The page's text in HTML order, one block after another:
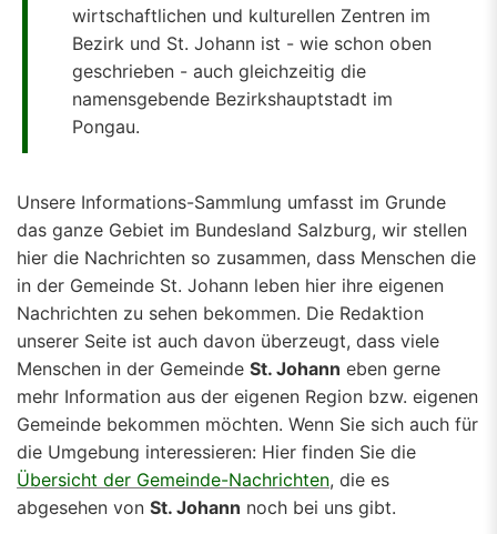
wirtschaftlichen und kulturellen Zentren im
Bezirk und St. Johann ist - wie schon oben
geschrieben - auch gleichzeitig die
namensgebende Bezirkshauptstadt im
Pongau.
Unsere Informations-Sammlung umfasst im Grunde
das ganze Gebiet im Bundesland Salzburg, wir stellen
hier die Nachrichten so zusammen, dass Menschen die
in der Gemeinde St. Johann leben hier ihre eigenen
Nachrichten zu sehen bekommen. Die Redaktion
unserer Seite ist auch davon überzeugt, dass viele
Menschen in der Gemeinde St. Johann eben gerne
mehr Information aus der eigenen Region bzw. eigenen
Gemeinde bekommen möchten. Wenn Sie sich auch für
die Umgebung interessieren: Hier finden Sie die
Übersicht der Gemeinde-Nachrichten, die es
abgesehen von St. Johann noch bei uns gibt.